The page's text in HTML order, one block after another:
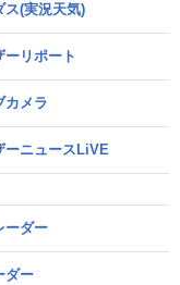
ス(実況天気)
ーリポート
カメラ
ーニュースLiVE
ーダー
ダー